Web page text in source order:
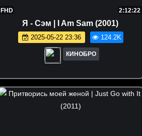
FHD 2:12:22
Я - Сэм | I Am Sam (2001)
2025-05-22 23:36 124.2K
КИНОБРО